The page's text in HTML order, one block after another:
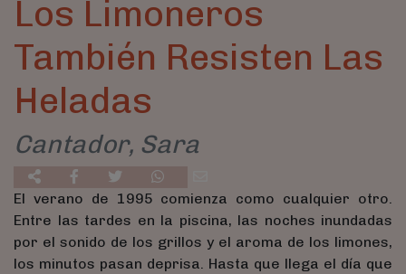
Los Limoneros
También Resisten Las
Heladas
Cantador, Sara
El verano de 1995 comienza como cualquier otro.
Entre las tardes en la piscina, las noches inundadas
por el sonido de los grillos y el aroma de los limones,
los minutos pasan deprisa. Hasta que llega el día que